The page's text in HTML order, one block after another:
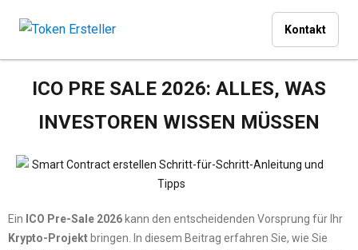
Kontakt
ICO PRE SALE 2026: ALLES, WAS
INVESTOREN WISSEN MÜSSEN
Ein ICO Pre-Sale 2026 kann den entscheidenden Vorsprung für Ihr
Krypto-Projekt bringen. In diesem Beitrag erfahren Sie, wie Sie